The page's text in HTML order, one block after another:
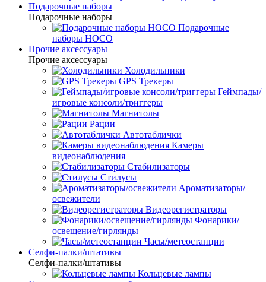
Подарочные наборы
Подарочные наборы
Подарочные
наборы HOCO
Прочие аксессуары
Прочие аксессуары
Холодильники
GPS Трекеры
Геймпады/
игровые консоли/триггеры
Магнитолы
Рации
Автотаблички
Камеры
видеонаблюдения
Стабилизаторы
Стилусы
Ароматизаторы/
освежители
Видеорегистраторы
Фонарики/
освещение/гирлянды
Часы/метеостанции
Селфи-палки/штативы
Селфи-палки/штативы
Кольцевые лампы